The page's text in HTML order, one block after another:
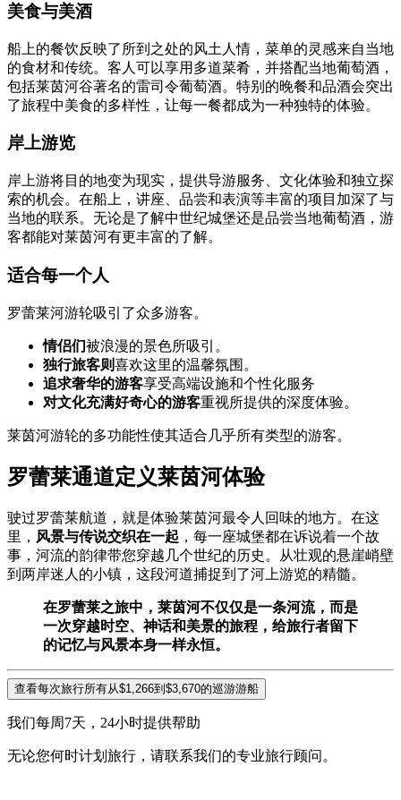
美食与美酒
船上的餐饮反映了所到之处的风土人情，菜单的灵感来自当地
的食材和传统。客人可以享用多道菜肴，并搭配当地葡萄酒，
包括莱茵河谷著名的雷司令葡萄酒。特别的晚餐和品酒会突出
了旅程中美食的多样性，让每一餐都成为一种独特的体验。
岸上游览
岸上游将目的地变为现实，提供导游服务、文化体验和独立探
索的机会。在船上，讲座、品尝和表演等丰富的项目加深了与
当地的联系。无论是了解中世纪城堡还是品尝当地葡萄酒，游
客都能对莱茵河有更丰富的了解。
适合每一个人
罗蕾莱河游轮吸引了众多游客。
情侣们被浪漫的景色所吸引。
独行旅客则喜欢这里的温馨氛围。
追求奢华的游客享受高端设施和个性化服务
对文化充满好奇心的游客重视所提供的深度体验。
莱茵河游轮的多功能性使其适合几乎所有类型的游客。
罗蕾莱通道定义莱茵河体验
驶过罗蕾莱航道，就是体验莱茵河最令人回味的地方。在这
里， 风景与传说交织在一起 ，每一座城堡都在诉说着一个故
事，河流的韵律带您穿越几个世纪的历史。从壮观的悬崖峭壁
到两岸迷人的小镇，这段河道捕捉到了河上游览的精髓。
在罗蕾莱之旅中，莱茵河不仅仅是一条河流，而是
一次穿越时空、神话和美景的旅程，给旅行者留下
的记忆与风景本身一样永恒。
查看每次旅行所有从$1,266到$3,670的巡游游船
我们每周7天，24小时提供帮助
无论您何时计划旅行，请联系我们的专业旅行顾问。